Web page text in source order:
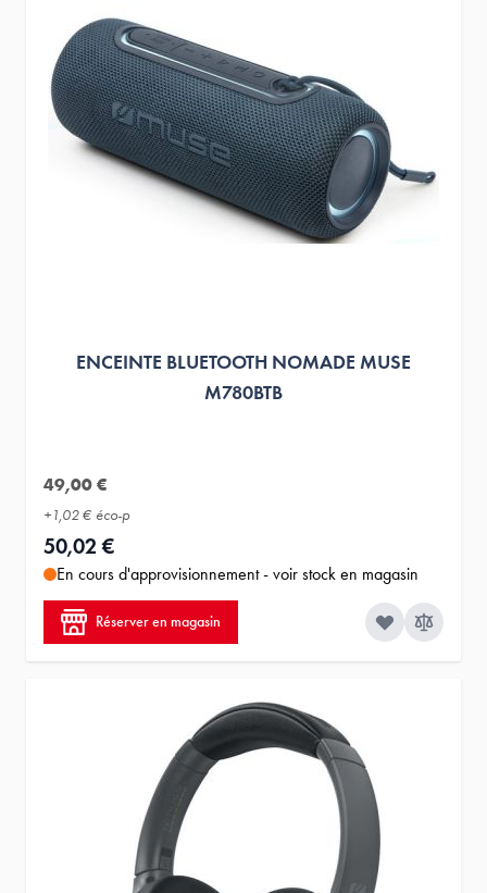
ENCEINTE BLUETOOTH NOMADE MUSE
M780BTB
49,00 €
+1,02 € éco-p
50,02 €
En cours d'approvisionnement - voir stock en magasin
Réserver en magasin